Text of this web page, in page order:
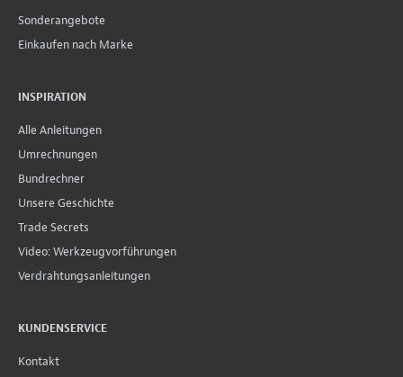
Sonderangebote
Einkaufen nach Marke
INSPIRATION
Alle Anleitungen
Umrechnungen
Bundrechner
Unsere Geschichte
Trade Secrets
Video: Werkzeugvorführungen
Verdrahtungsanleitungen
KUNDENSERVICE
Kontakt